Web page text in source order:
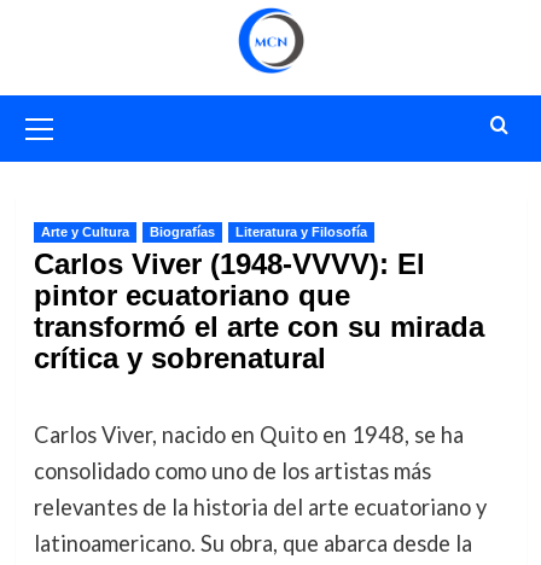
primario
Arte y Cultura Biografías Literatura y Filosofía
Carlos Viver (1948-VVVV): El
pintor ecuatoriano que
transformó el arte con su mirada
crítica y sobrenatural
Carlos Viver, nacido en Quito en 1948, se ha
consolidado como uno de los artistas más
relevantes de la historia del arte ecuatoriano y
latinoamericano. Su obra, que abarca desde la